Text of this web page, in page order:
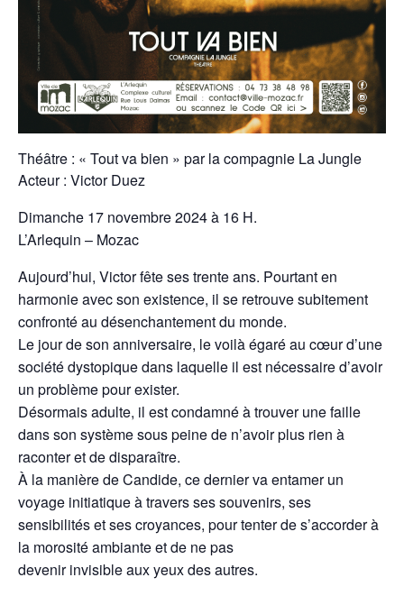
Théâtre : « Tout va bien » par la compagnie La Jungle
Acteur : Victor Duez
Dimanche 17 novembre 2024 à 16 H.
L’Arlequin – Mozac
Aujourd’hui, Victor fête ses trente ans. Pourtant en
harmonie avec son existence, il se retrouve subitement
confronté au désenchantement du monde.
Le jour de son anniversaire, le voilà égaré au cœur d’une
société dystopique dans laquelle il est nécessaire d’avoir
un problème pour exister.
Désormais adulte, il est condamné à trouver une faille
dans son système sous peine de n’avoir plus rien à
raconter et de disparaître.
À la manière de Candide, ce dernier va entamer un
voyage initiatique à travers ses souvenirs, ses
sensibilités et ses croyances, pour tenter de s’accorder à
la morosité ambiante et de ne pas
devenir invisible aux yeux des autres.